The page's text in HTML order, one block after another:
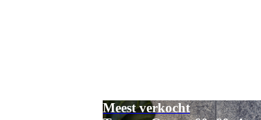
Meest verkocht